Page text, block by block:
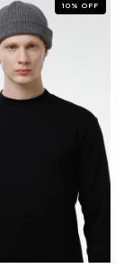
10 % OFF